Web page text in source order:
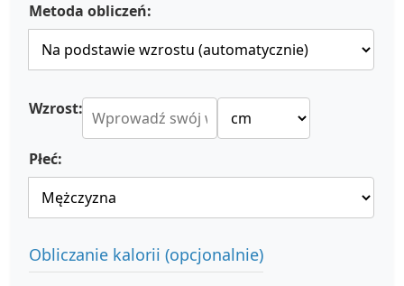
Metoda obliczeń:
Wzrost:
Płeć:
Obliczanie kalorii (opcjonalnie)